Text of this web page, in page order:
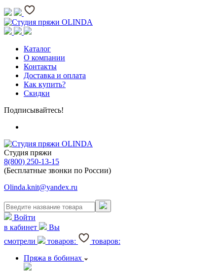
Каталог
О компании
Контакты
Доставка и оплата
Как купить?
Скидки
Подписывайтесь!
Студия пряжи
8(800) 250-13-15
(Бесплатные звонки по России)
Olinda.knit@yandex.ru
Войти
в кабинет
Вы
смотрели
товаров:
товаров:
Пряжа в бобинах